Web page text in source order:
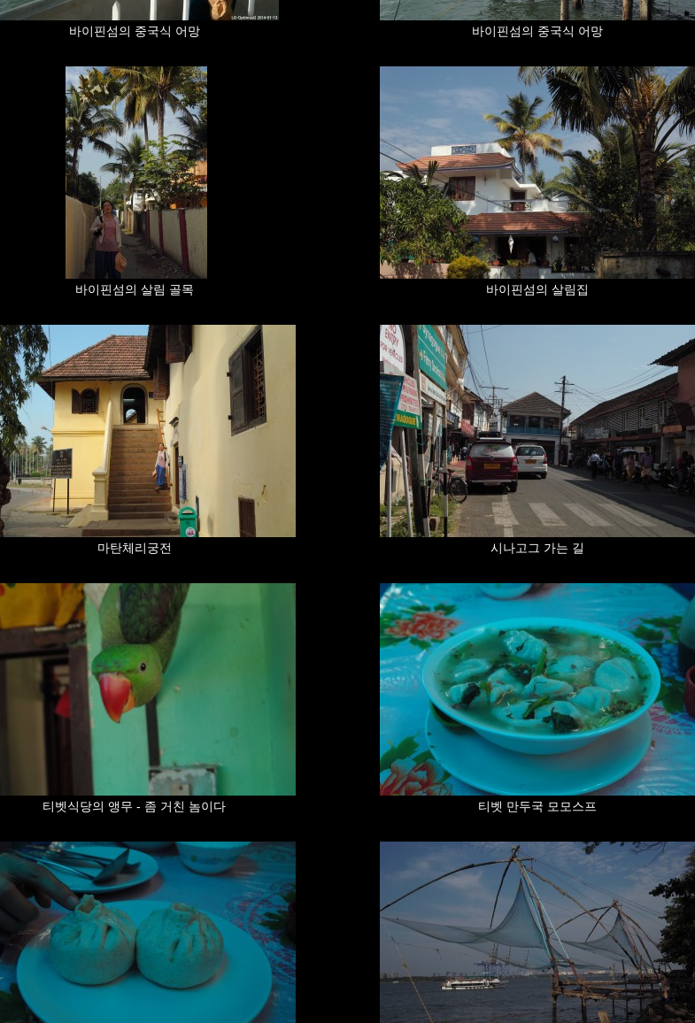
바이핀섬의 중국식 어망 바이핀섬의 중국식 어망
바이핀섬의 살림 골목 바이핀섬의 살림집
마탄체리궁전 시나고그 가는 길
티벳식당의 앵무 - 좀 거친 놈이다 티벳 만두국 모모스프